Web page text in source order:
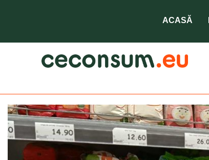
ACASĂ